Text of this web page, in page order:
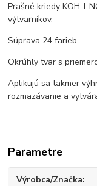
Prašné kriedy KOH-I-
výtvarníkov.
Súprava 24 farieb.
Okrúhly tvar s
Aplikujú sa takmer
rozmazávanie a
Parametre
Výrobca/Značka